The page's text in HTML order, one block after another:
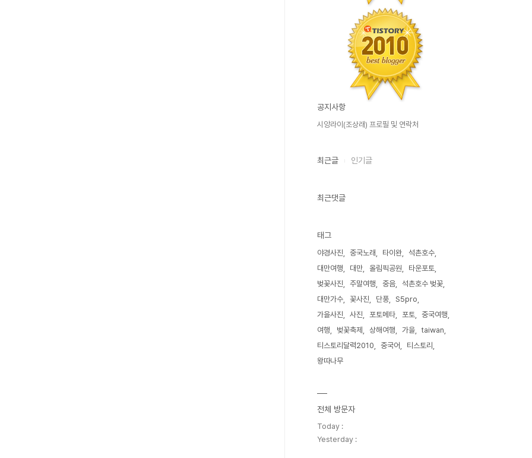
공지사항
시앙라이(조상래) 프로필 및 연락처
최근글 인기글
최근댓글
태그
야경사진 중국노래 타이완
석촌호수
대만여행
대만 올림픽공원
타운포토
벚꽃사진
주말여행 중음
석촌호수 벚꽃
대만가수
꽃사진 단풍
S5pro
가을사진
사진 포토메타 포토
중국여행
여행
벚꽃축제 상해여행 가을
taiwan
티스토리달력2010
중국어
티스토리
왕따나무
전체 방문자
Today :
Yesterday :